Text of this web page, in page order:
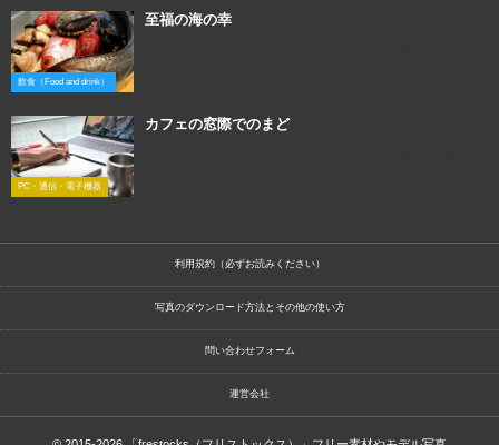
飲食（Food and drink）
至福の海の幸
PC・通信・電子機器
カフェの窓際でのまど
利用規約（必ずお読みください）
写真のダウンロード方法とその他の使い方
問い合わせフォーム
運営会社